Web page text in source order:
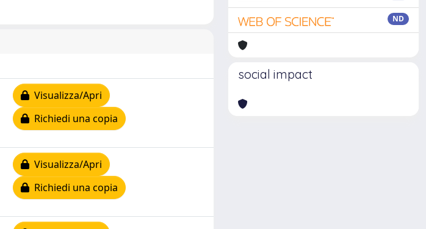
Visualizza/Apri
Richiedi una copia
Visualizza/Apri
Richiedi una copia
ND
social impact